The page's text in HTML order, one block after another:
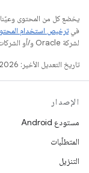
يخضع كل من المحتوى
فيترخيص استخدام
لشركة Oracle و/أو الشركات التابعة لها.
تاريخ التعديل الأخير: 2026-06-18 (حسب التوقيت العالمي المتفَّق عليه)
الإصدار
مستودع Android
المتطلّبات
التنزيل